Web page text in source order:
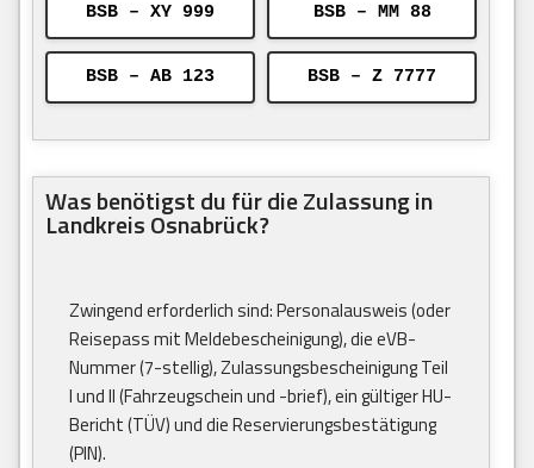
BSB – XY 999 BSB – MM 88
BSB – AB 123 BSB – Z 7777
Was benötigst du für die Zulassung in
Landkreis Osnabrück?
Zwingend erforderlich sind: Personalausweis (oder
Reisepass mit Meldebescheinigung), die eVB-
Nummer (7-stellig), Zulassungsbescheinigung Teil
I und II (Fahrzeugschein und -brief), ein gültiger HU-
Bericht (TÜV) und die Reservierungsbestätigung
(PIN).